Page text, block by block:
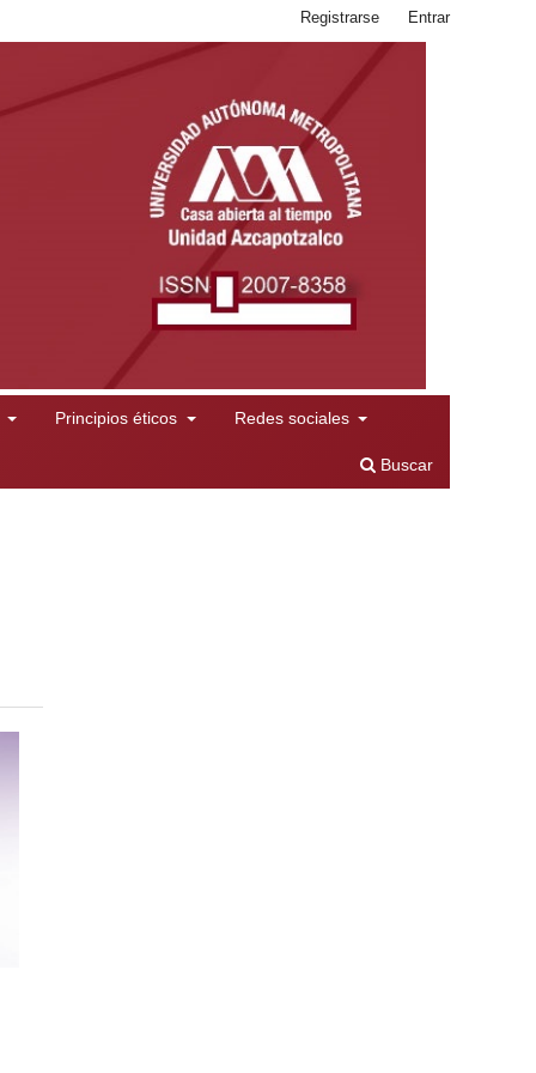
Principios éticos Redes sociales
Buscar
Registrarse Entrar